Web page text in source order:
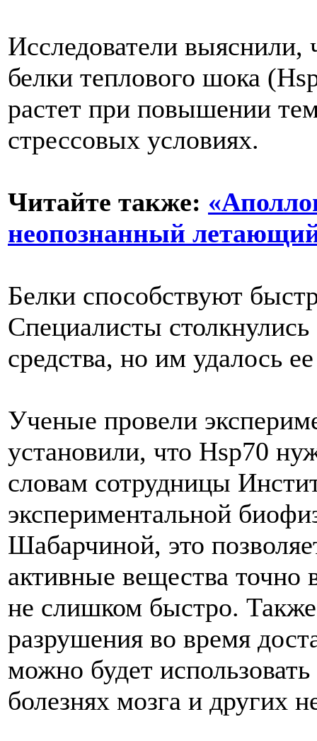
Исследователи выяснили,
белки теплового шока
растет при повышении
стрессовых условиях.
Читайте также:
неопознанный
Белки способствуют
Специалисты
средства, но им удалось
Ученые провели
установили, что Hsp70
словам сотрудницы
экспериментальной
Шабарчиной, это
активные вещества точно
не слишком быстро.
разрушения во время
можно будет
болезнях мозга и других